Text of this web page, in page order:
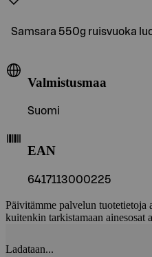
Samsara 550g ruisvuoka
Valmistusmaa
Suomi
EAN
6417113000225
Päivitämme palvelun tuotetietoja
kuitenkin tarkistamaan ainesosat
Ladataan...